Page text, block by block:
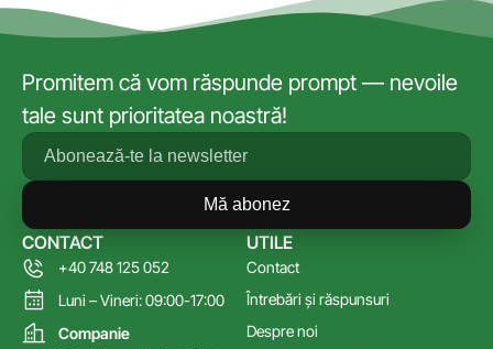
Promitem că vom răspunde prompt — nevoile
tale sunt prioritatea noastră!
Mă abonez
UTILE
Contact
Întrebări și răspunsuri
Despre noi
CONTACT
+40 748 125 052
Luni – Vineri: 09:00-17:00
Companie